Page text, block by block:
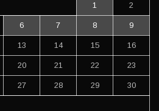
1 2
6 7 8 9
13 14 15 16
20 21 22 23
27 28 29 30